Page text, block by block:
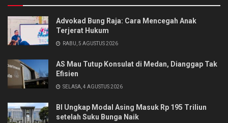
Advokad Bung Raja: Cara Mencegah Anak
Terjerat Hukum
RABU, 5 AGUSTUS 2026
AS Mau Tutup Konsulat di Medan, Dianggap Tak
Efisien
SELASA, 4 AGUSTUS 2026
BI Ungkap Modal Asing Masuk Rp 195 Triliun
setelah Suku Bunga Naik